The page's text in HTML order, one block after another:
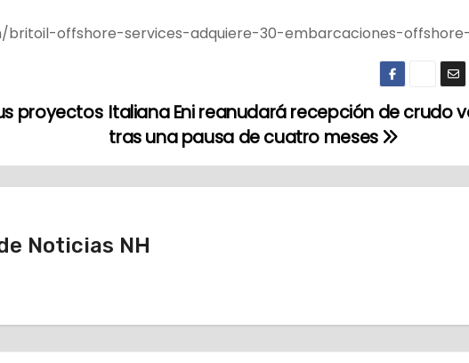
britoil-offshore-services-adquiere-30-embarcaciones-
Italiana Eni reanudará recepción de crudo
tras una pausa de cuatro meses
proyectos
Noticias NH